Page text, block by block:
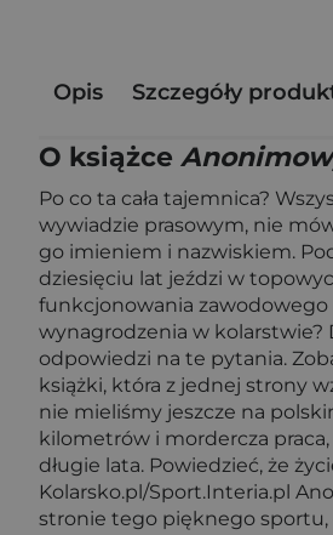
Opis Szczegóły
O książce
Po co ta cała tajemnica?
wywiadzie prasowym, nie
go imieniem i nazwiskiem.
dziesięciu lat jeździ w
funkcjonowania zawodowego
wynagrodzenia w kolarstwie?
odpowiedzi na te pytania.
książki, która z jednej strony
nie mieliśmy jeszcze na
kilometrów i mordercza
długie lata. Powiedzieć, że
Kolarsko.pl/Sport.Interia.pl
stronie tego pięknego sportu,